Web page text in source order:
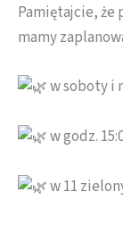
Pamiętajcie, że
mamy
w soboty i
w godz.
w 11